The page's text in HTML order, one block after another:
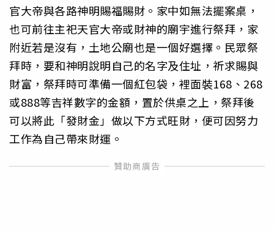
官大帝與各路神明賜福賜財。家中如無法擺案桌，
也可前往主祀天官大帝或財神的廟宇進行祭拜，家
附近若是沒有，土地公廟也是一個好選擇。民眾祭
拜時，要和神明說明自己的名字及住址，祈求賜與
財富，祭拜時可準備一個紅包袋，裡面裝168、268
或888等吉祥數字的金額，置於供桌之上，祭拜後
可以將此「發財金」做以下方式旺財，便可因努力
工作為自己帶來財運。